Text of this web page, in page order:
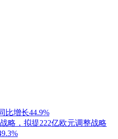
比增长44.9%
略，拟提222亿欧元调整战略